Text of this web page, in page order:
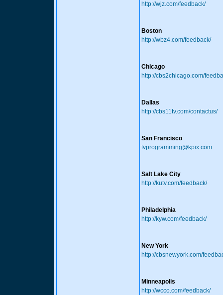
http://wjz.com/feedback/
Boston
http://wbz4.com/feedback/
Chicago
http://cbs2chicago.com/
Dallas
http://cbs11tv.com/contactus/
San Francisco
tvprogramming@kpix.com
Salt Lake City
http://kutv.com/feedback/
Philadelphia
http://kyw.com/feedback/
New York
http://cbsnewyork.com/
Minneapolis
http://wcco.com/feedback/